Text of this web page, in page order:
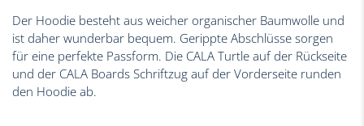
Der Hoodie besteht aus weicher organischer Baumwolle und
ist daher wunderbar bequem. Gerippte Abschlüsse sorgen
für eine perfekte Passform. Die CALA Turtle auf der Rückseite
und der CALA Boards Schriftzug auf der Vorderseite runden
den Hoodie ab.